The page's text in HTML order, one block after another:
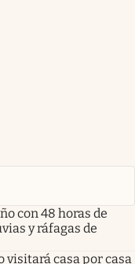
con 48 horas de
y ráfagas de
visitará casa por casa